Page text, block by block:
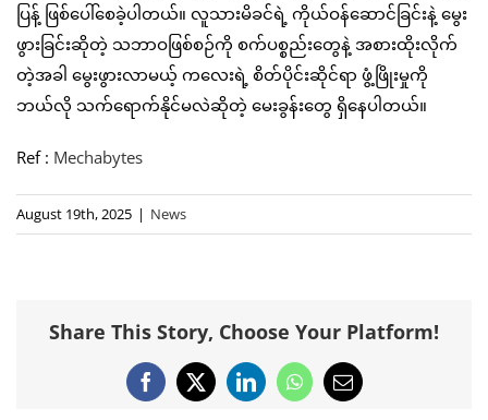
ပြန့် ဖြစ်ပေါ်စေခဲ့ပါတယ်။ လူသားမိခင်ရဲ့ ကိုယ်ဝန်ဆောင်ခြင်းနဲ့ မွေး
ဖွားခြင်းဆိုတဲ့ သဘာဝဖြစ်စဉ်ကို စက်ပစ္စည်းတွေနဲ့ အစားထိုးလိုက်
တဲ့အခါ မွေးဖွားလာမယ့် ကလေးရဲ့ စိတ်ပိုင်းဆိုင်ရာ ဖွံ့ဖြိုးမှုကို
ဘယ်လို သက်ရောက်နိုင်မလဲဆိုတဲ့ မေးခွန်းတွေ ရှိနေပါတယ်။
Ref : Mechabytes
August 19th, 2025 | News
Share This Story, Choose Your Platform!
Facebook
X LinkedInWhatsApp
Email